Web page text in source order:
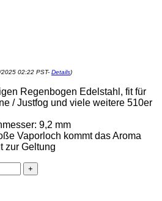
02:22 PST- Details)
Regenbogen Edelstahl, fit für
/ Justfog und viele weitere 510er
9,2 mm
Vaporloch kommt das Aroma
zur Geltung